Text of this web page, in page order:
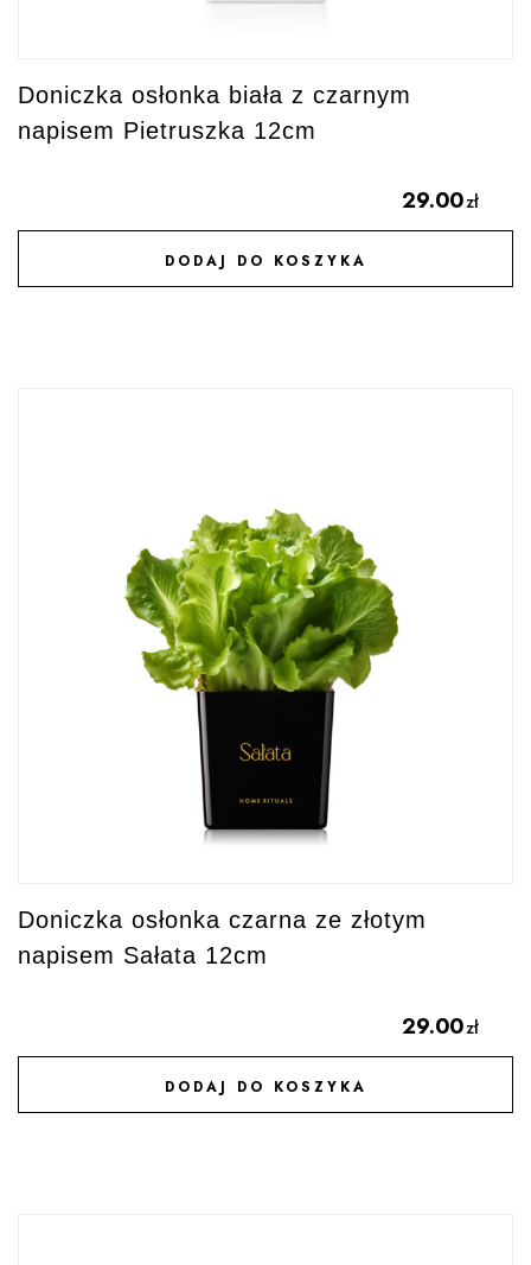
Doniczka osłonka biała z czarnym
napisem Pietruszka 12cm
29.00zł
DODAJ DO KOSZYKA
DODAJ DO ULUBIONYCH
Doniczka osłonka czarna ze złotym
napisem Sałata 12cm
29.00zł
DODAJ DO KOSZYKA
DODAJ DO ULUBIONYCH